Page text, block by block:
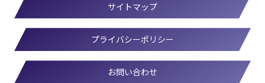
サイトマップ
プライバシーポリシー
お問い合わせ